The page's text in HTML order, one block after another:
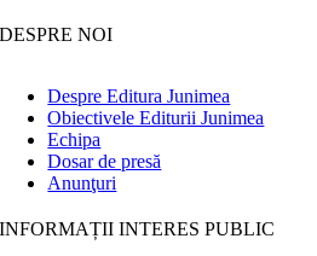
DESPRE NOI
Despre Editura Junimea
Obiectivele Editurii Junimea
Echipa
Dosar de presă
Anunţuri
INFORMAȚII INTERES PUBLIC